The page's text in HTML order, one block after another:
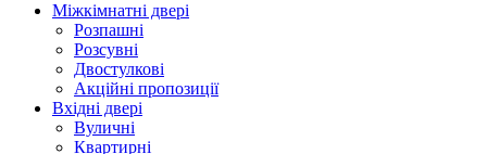
Міжкімнатні двері
Розпашні
Розсувні
Двостулкові
Акційні пропозиції
Вхідні двері
Вуличні
Квартирні